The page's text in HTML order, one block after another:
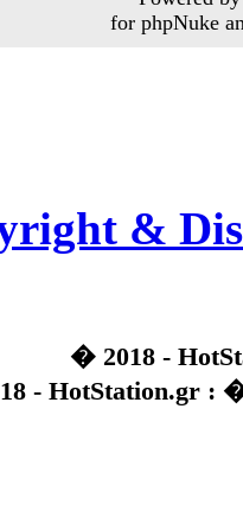
for phpNuke
&
� 2018 -
-